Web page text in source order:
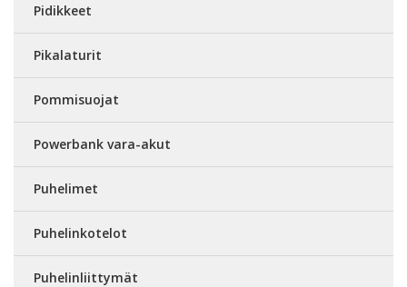
Pidikkeet
Pikalaturit
Pommisuojat
Powerbank vara-akut
Puhelimet
Puhelinkotelot
Puhelinliittymät